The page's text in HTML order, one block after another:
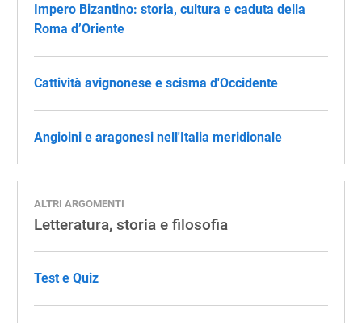
Impero Bizantino: storia, cultura e caduta della
Roma d’Oriente
Cattività avignonese e scisma d'Occidente
Angioini e aragonesi nell'Italia meridionale
ALTRI ARGOMENTI
Letteratura, storia e filosofia
Test e Quiz